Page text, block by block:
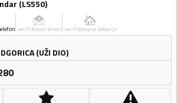
(LS550)
verifikovan email verifikovana lokacija
(UŽI DIO)